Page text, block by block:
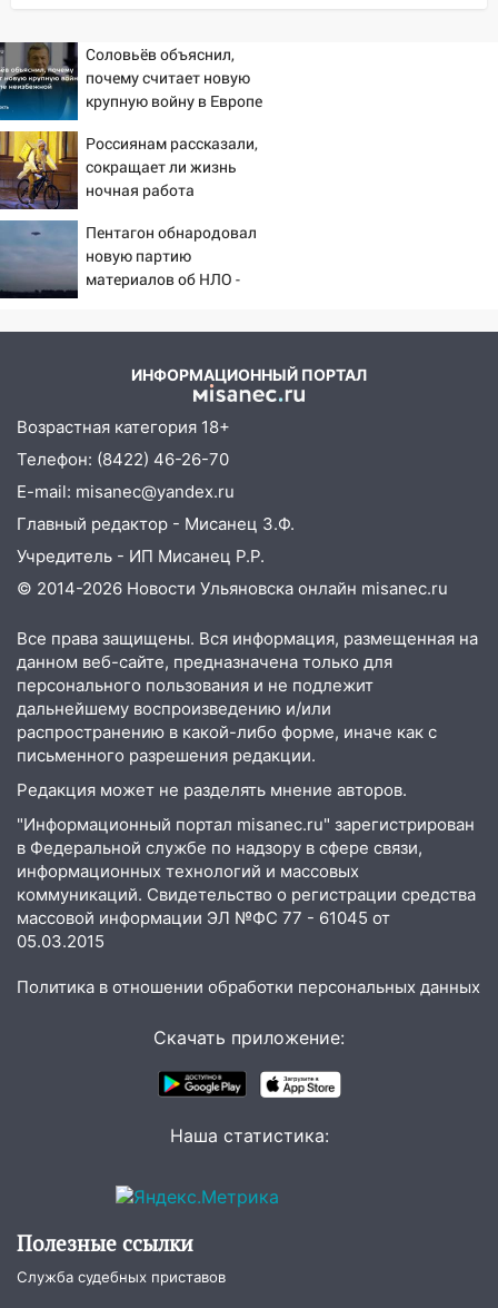
гранату: его задержали
12:34
На Ульяновскую область
надвигается сильнейшая непогода: град
и шквал до 27 м/с
12:31
Ульяновец хотел купить иномарку
из Европы и потерял 760 тысяч рублей
12:20
В Чердаклинском районе
столкнулись «Лада» и Chevrolet:
пострадал 14-летний подросток
12:00 Где есть бензин в Ульяновске 7
Заснул рядом с ребёнком и
случайно задушил его: суд вынес
приговор
11:38 В Ленинском районе пожар
полностью уничтожил дачный дом и
сарай
11:38
В Госдуме предложили отменить
ЕГЭ с 2027 года
11:25 В Ульяновске ИИ будет выявлять
нарушителей на контейнерных
площадках
11:20 Ульяновская шахматистка
Валерия Клейменова выиграла два
11:16 В Ульяновске открыли памятную
доску декабристу Кондратию Рылееву
10:40 В Ульяновске спасатели ночью
нашли потерявшегося в заброшенных
садах 79-летнего мужчину
10:26
На нескольких улицах Ульяновска
временно отключили холодную воду
В Ульяновске двоих участников
коррупционной схемы при ЦГКБ
отправили в колонию на 7 и 8 лет
Ночью беспилотники сбили над
областью
Бога в СИЗО
09:35 В Ульяновске директора фирмы
Соловьёв объяснил,
почему считает новую
крупную войну в Европе
Россиянам рассказали,
сокращает ли жизнь
ночная работа
Пентагон обнародовал
новую партию
материалов об НЛО -
ИНФОРМАЦИОННЫЙ ПОРТАЛ
Возрастная категория 18+
Телефон: (8422) 46-26-70
E-mail: misanec@yandex.ru
Главный редактор - Мисанец З.Ф.
Учредитель - ИП Мисанец Р.Р.
© 2014-2026 Новости Ульяновска онлайн misanec.ru
Все права защищены. Вся информация, размещенная на
данном веб-сайте, предназначена только для
персонального пользования и не подлежит
дальнейшему воспроизведению и/или
распространению в какой-либо форме, иначе как с
письменного разрешения редакции.
Редакция может не разделять мнение авторов.
"Информационный портал misanec.ru" зарегистрирован
в Федеральной службе по надзору в сфере связи,
информационных технологий и массовых
коммуникаций. Свидетельство о регистрации средства
массовой информации ЭЛ №ФС 77 - 61045 от
05.03.2015
Политика в отношении обработки персональных данных
Скачать приложение:
Наша статистика:
Полезные ссылки
Служба судебных приставов